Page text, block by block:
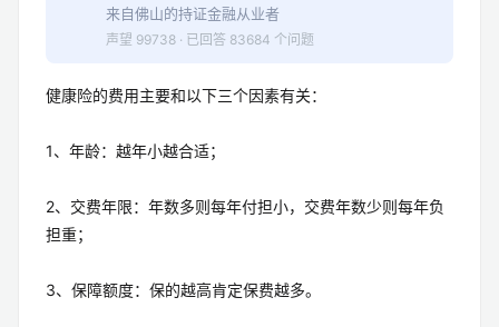
来自佛山的持证金融从业者
声望 99738 · 已回答 83684 个问题
健康险的费用主要和以下三个因素有关：
1、年龄：越年小越合适；
2、交费年限：年数多则每年付担小，交费年数少则每年负
担重；
3、保障额度：保的越高肯定保费越多。